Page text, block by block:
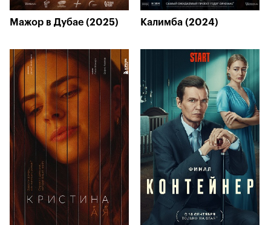
Мажор в Дубае (2025) Калимба (2024)